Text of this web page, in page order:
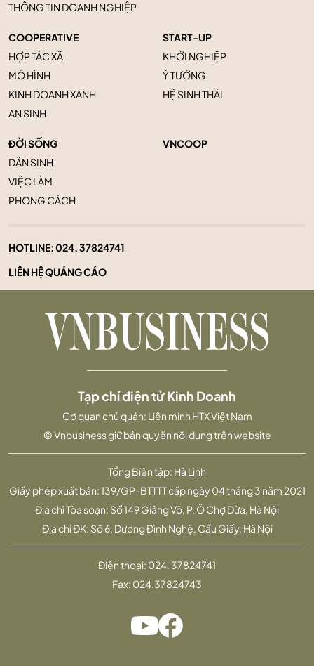
THÔNG TIN DOANH NGHIỆP
COOPERATIVE
HỢP TÁC XÃ
MÔ HÌNH
KINH DOANH XANH
AN SINH
START-UP
KHỞI NGHIỆP
Ý TƯỞNG
HỆ SINH THÁI
ĐỜI SỐNG
DÂN SINH
VIỆC LÀM
PHONG CÁCH
VNCOOP
HOTLINE:024. 37824741
LIÊN HỆ QUẢNG CÁO
Tổng Biên tập: Hà Linh
Giấy phép xuất bản: 139/GP-BTTTT cấp ngày 04 tháng 3 năm 2021
Địa chỉ Tòa soạn: Số 149 Giảng Võ, P. Ô Chợ Dừa, Hà Nội
Địa chỉ ĐK: Số 6, Dương Đình Nghệ, Cầu Giấy, Hà Nội
Tạp chí điện tử Kinh Doanh
Cơ quan chủ quản: Liên minh HTX Việt Nam
© Vnbusiness giữ bản quyền nội dung trên website
Điện thoại: 024. 37824741
Fax: 024.37824743